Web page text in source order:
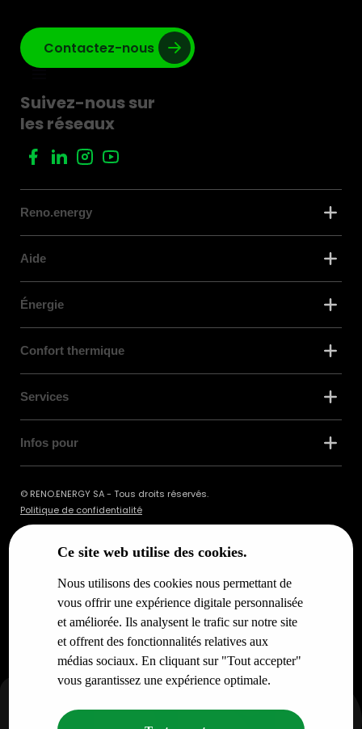
Ce site web utilise des cookies.
Nous utilisons des cookies nous permettant de
vous offrir une expérience digitale personnalisée
et améliorée. Ils analysent le trafic sur notre site
et offrent des fonctionnalités relatives aux
médias sociaux. En cliquant sur "Tout accepter"
vous garantissez une expérience optimale.
Contactez-nous
Suivez-nous sur
les réseaux
Reno.energy
Aide
Énergie
Confort thermique
Services
Infos pour
© RENO.ENERGY SA - Tous droits réservés.
Politique de confidentialité